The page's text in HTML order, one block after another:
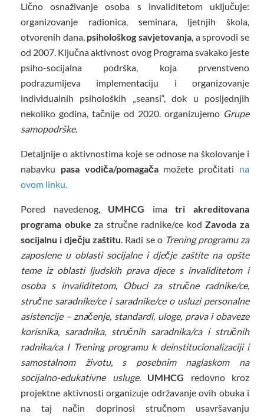
Lično osnaživanje osoba s invaliditetom uključuje:
organizovanje radionica, seminara, ljetnjih škola,
otvorenih dana, psihološkog savjetovanja, a sprovodi se
od 2007. Ključna aktivnost ovog Programa svakako jeste
psiho-socijalna podrška, koja prvenstveno
podrazumijeva implementaciju i organizovanje
individualnih psiholoških „seansi“, dok u posljednjih
nekoliko godina, tačnije od 2020. organizujemo Grupe
samopodrške.
Detaljnije o aktivnostima koje se odnose na školovanje i
nabavku pasa vodiča/pomagačamožete pročitati na
ovom linku.
Pored navedenog, UMHCG imatri akreditovana
programa obuke za stručne radnike/ce kodZavoda za
socijalnu i dječju zaštitu. Radi se o Trening programu za
zaposlene u oblasti socijalne i dječje zaštite na opšte
teme iz oblasti ljudskih prava djece s invaliditetom i
osoba s invaliditetom,
Obuci za stručne radnike/ce,
stručne saradnike/ce i saradnike/ce o usluzi personalne
asistencije – značenje, standardi, uloge, prava i obaveze
korisnika, saradnika, stručnih saradnika/ca i stručnih
radnika/ca I Trening programu k deinstitucionalizaciji i
samostalnom životu, s posebnim naglaskom na
socijalno-edukativne usluge. UMHCG redovno kroz
projektne aktivnosti organizuje održavanje ovih obuka i
na taj način doprinosi stručnom usavršavanju